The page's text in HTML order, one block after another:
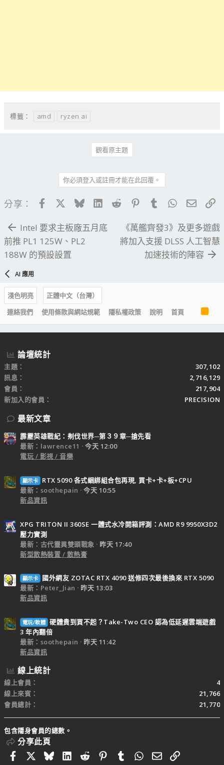
標籤： amd ryzen ai
觀看原主題
你必須登入或註冊才能在此回覆。
分享： FacebookBlueskyLinkedIn
Reddit PinterestTumblrWhatsApp
電子
Intel 要求主板廠五月底
前推 PL1 125W、PL2
188W 的預設設置
《萬艦齊發3》及更多遊戲
將加入支援 DLSS 人工智慧
加速技術的陣容
AI 應用
淺色明亮
正體中文（台灣）
連絡我們
使用條款與網站規範 隱私權政策 說明 首頁
R
S
S
論壇統計
主題
307,102
訊息
2,716,129
會員
217,904
新加入的會員
PRECISION
最新文章
霹靂英雄戰紀：刜伐世界─第３９章─搶先看
最新：lawrence11
今天 12:00
電玩 / 影視 / 音樂
顯示卡
RTX 5090 各式綑綁組合包再現, 買卡+卡+板+CPU
最新：soothepain
今天 10:55
新品資訊
XPG TRITON II 360SE 一體式水冷開箱評測：AMD R9 9950X3D2
壓力實測
最新：古代靈異雙頭戰象
昨天 17:40
新型散熱裝置 / 散熱膏
顯示卡
國外網友 ZOTAC RTX 4090 送修四次最後換來 RTX 5090
最新：Peter_Jian
昨天 13:03
新品資訊
電玩/軟體 硬體貴到買不起？Take-Two CEO 認為低延遲雲端遊戲
3 年內翻倍
最新：soothepain
昨天 11:42
新品資訊
線上統計
線上會員
4
線上來賓
21,766
會員總計
21,770
包含隱身會員的總數。
分享此頁
FacebookBlueskyLinkedIn
RedditPinterestTumblrWhatsApp
電子郵件
連結